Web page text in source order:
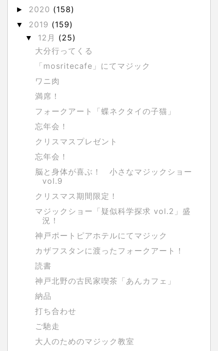
► 2020 (158)
▼ 2019 (159)
▼ 12月 (25)
大分行ってくる
「mosritecafe」にてマジック
ワニ肉
満席！
フォークアート「蝶ネクタイの子猫」
忘年会！
クリスマスプレゼント
忘年会！
脳と身体が喜ぶ！ 小さなマジックショー
vol.9
クリスマス期間限定！
マジックショー「疑似科学探求 vol.2」盛
況！
神戸ポートピアホテルにてマジック
カザフスタンに渡ったフォークアート！
読書
神戸北野の古民家喫茶「あんカフェ」
納品
打ち合わせ
ご馳走
大人のためのマジック教室